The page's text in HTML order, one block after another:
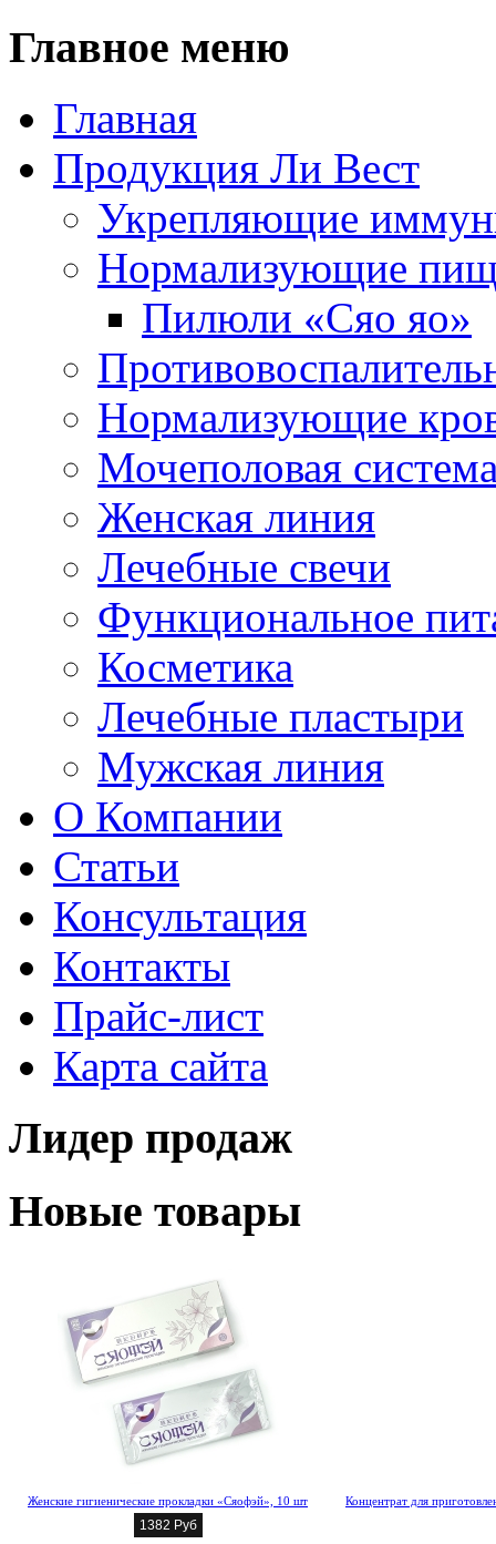
Главное меню
Главная
Продукция Ли Вест
Укрепляющие
Нормализующие
Пилюли «Сяо яо»
Нормализующие
Мочеполовая
Женская линия
Лечебные свечи
Функциональное
Косметика
Лечебные пластыри
Мужская линия
О Компании
Статьи
Консультация
Контакты
Прайс-лист
Карта сайта
Лидер продаж
Новые товары
Женские гигиенические прокладки «Сяофэй», 10 шт
1382 Руб
Концентрат для